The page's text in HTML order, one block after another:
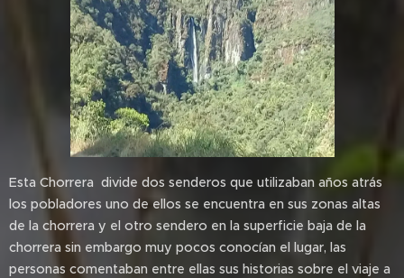
Esta Chorrera divide dos senderos que utilizaban años atrás
los pobladores uno de ellos se encuentra en sus zonas altas
de la chorrera y el otro sendero en la superficie baja de la
chorrera sin embargo muy pocos conocían el lugar, las
personas comentaban entre ellas sus historias sobre el viaje a